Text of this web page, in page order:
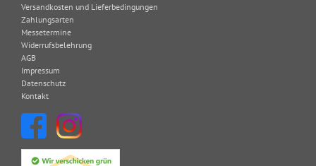
Versandkosten und Lieferbedingungen
Zahlungsarten
Messetermine
Widerrufsbelehrung
AGB
Impressum
Datenschutz
Kontakt